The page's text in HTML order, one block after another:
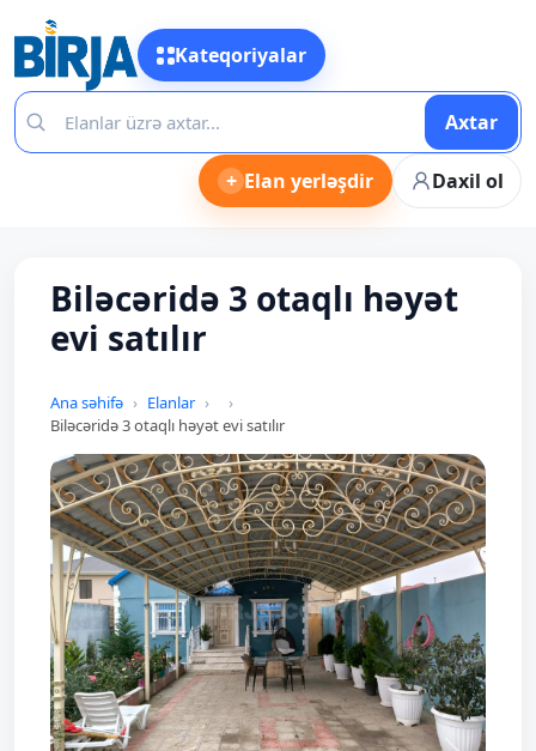
Kateqoriyalar
Axtar
+ Elan yerləşdir Daxil ol
Biləcəridə 3 otaqlı həyət
evi satılır
Ana səhifə
Elanlar
Biləcəridə 3 otaqlı həyət evi satılır